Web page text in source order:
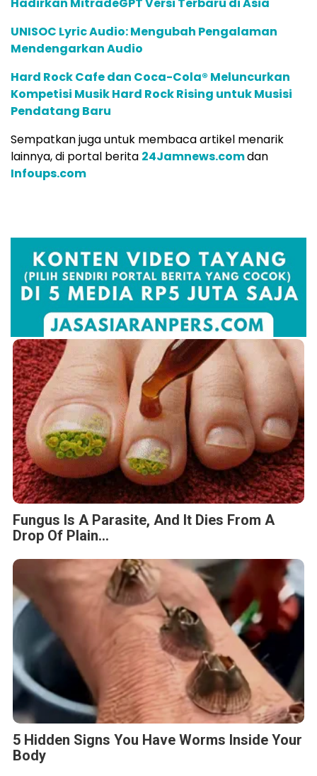
UNISOC Lyric Audio: Mengubah Pengalaman
Mendengarkan Audio
Hard Rock Cafe dan Coca-Cola® Meluncurkan
Kompetisi Musik Hard Rock Rising untuk Musisi
Pendatang Baru
Sempatkan juga untuk membaca artikel menarik
lainnya, di portal berita 24Jamnews.comdan
Infoups.com
Fungus Is A Parasite, And It Dies From A
Drop Of Plain...
5 Hidden Signs You Have Worms Inside Your
Body